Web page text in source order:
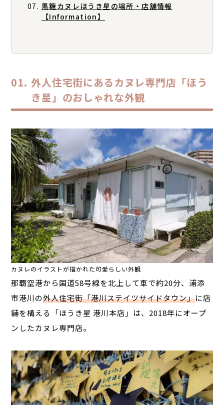
黒糖カヌレほうき星の場所・店舗情報
【Information】
外人住宅街にあるカヌレ専門店「ほう
き星」のおしゃれな外観
カヌレのイラストが描かれた可愛らしい外観
那覇空港から国道58号線を北上して車で約20分、浦添
市港川の外人住宅街「港川ステイツサイドタウン」に店
舗を構える「ほうき星 港川本店」は、 2018年にオープ
ンしたカヌレ専門店。